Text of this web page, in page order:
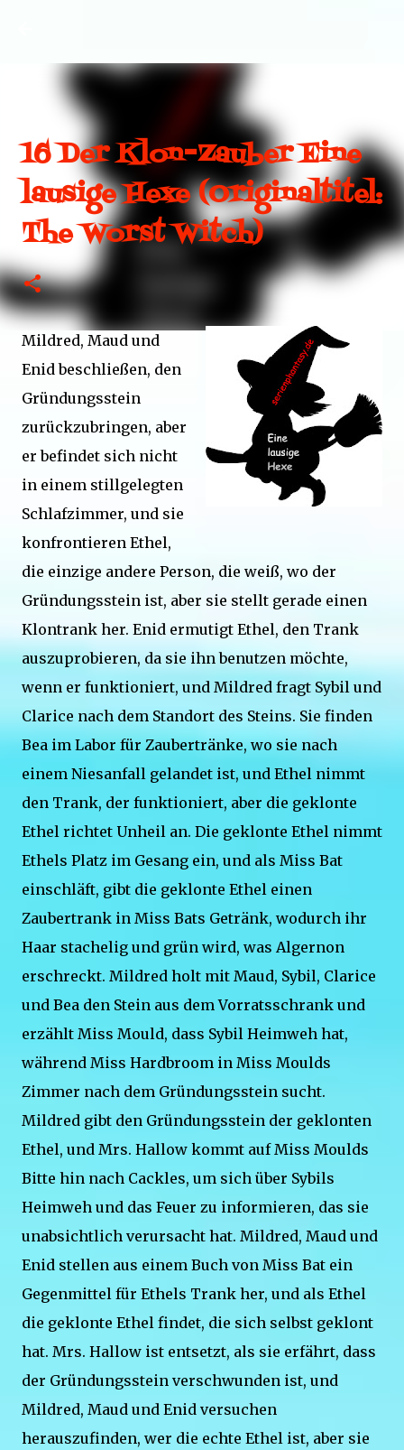
16 Der Klon-Zauber Eine
lausige Hexe (Originaltitel:
The Worst Witch)
Mildred, Maud und
Enid beschließen, den
Gründungsstein
zurückzubringen, aber
er befindet sich nicht
in einem stillgelegten
Schlafzimmer, und sie
konfrontieren Ethel,
die einzige andere Person, die weiß, wo der
Gründungsstein ist, aber sie stellt gerade einen
Klontrank her. Enid ermutigt Ethel, den Trank
auszuprobieren, da sie ihn benutzen möchte,
wenn er funktioniert, und Mildred fragt Sybil und
Clarice nach dem Standort des Steins. Sie finden
Bea im Labor für Zaubertränke, wo sie nach
einem Niesanfall gelandet ist, und Ethel nimmt
den Trank, der funktioniert, aber die geklonte
Ethel richtet Unheil an. Die geklonte Ethel nimmt
Ethels Platz im Gesang ein, und als Miss Bat
einschläft, gibt die geklonte Ethel einen
Zaubertrank in Miss Bats Getränk, wodurch ihr
Haar stachelig und grün wird, was Algernon
erschreckt. Mildred holt mit Maud, Sybil, Clarice
und Bea den Stein aus dem Vorratsschrank und
erzählt Miss Mould, dass Sybil Heimweh hat,
während Miss Hardbroom in Miss Moulds
Zimmer nach dem Gründungsstein sucht.
Mildred gibt den Gründungsstein der geklonten
Ethel, und Mrs. Hallow kommt auf Miss Moulds
Bitte hin nach Cackles, um sich über Sybils
Heimweh und das Feuer zu informieren, das sie
unabsichtlich verursacht hat. Mildred, Maud und
Enid stellen aus einem Buch von Miss Bat ein
Gegenmittel für Ethels Trank her, und als Ethel
die geklonte Ethel findet, die sich selbst geklont
hat. Mrs. Hallow ist entsetzt, als sie erfährt, dass
der Gründungsstein verschwunden ist, und
Mildred, Maud und Enid versuchen
herauszufinden, wer die echte Ethel ist, aber sie